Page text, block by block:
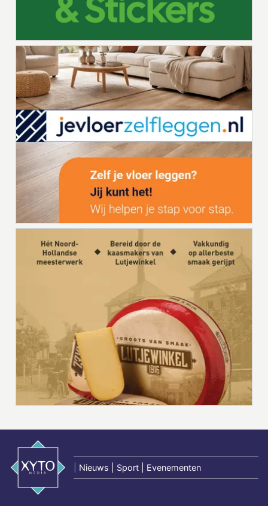
Nieuws | Sport | Evenementen